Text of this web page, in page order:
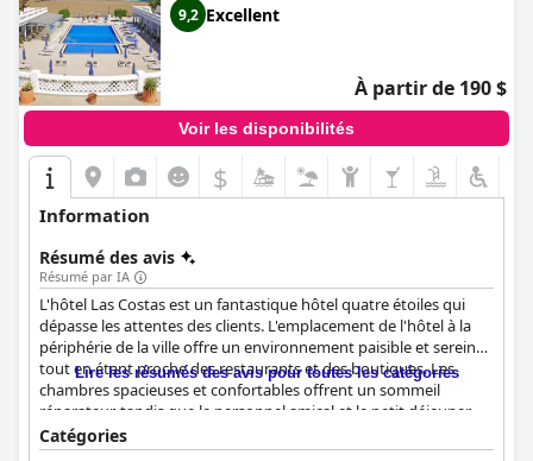
9,2 Excellent
À partir de 190 $
Voir les disponibilités
$
Information
Résumé des avis
Résumé par IA
L'hôtel Las Costas est un fantastique hôtel quatre étoiles qui
dépasse les attentes des clients. L'emplacement de l'hôtel à la
périphérie de la ville offre un environnement paisible et serein
tout en étant proche des restaurants et des boutiques. Les
chambres spacieuses et confortables offrent un sommeil
réparateur, tandis que le personnel amical et le petit déjeuner
varié permettent de bien commencer la journée. La disposition
de l'hôtel en petits bungalows permet d'éviter les bruits
Lire les résumés des avis pour toutes les catégories
Catégories